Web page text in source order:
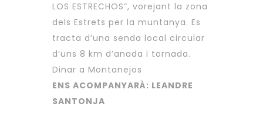
LOS ESTRECHOS”, vorejant la zona
dels Estrets per la muntanya. Es
tracta d’una senda local circular
d’uns 8 km d’anada i tornada.
Dinar a Montanejos
ENS ACOMPANYARÀ: LEANDRE
SANTONJA